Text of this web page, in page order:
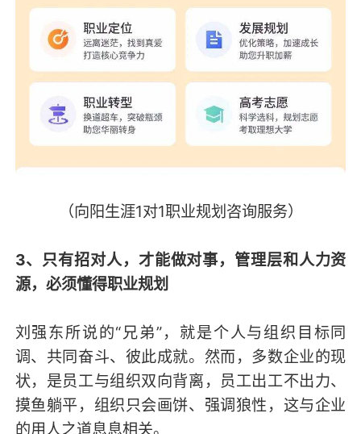
（向阳生涯1对1职业规划咨询服务）
3、只有招对人，才能做对事，管理层和人力资
源，必须懂得职业规划
刘强东所说的“兄弟”，就是个人与组织目标同
调、共同奋斗、彼此成就。然而，多数企业的现
状，是员工与组织双向背离，员工出工不出力、
摸鱼躺平，组织只会画饼、强调狼性，这与企业
的用人之道息息相关。